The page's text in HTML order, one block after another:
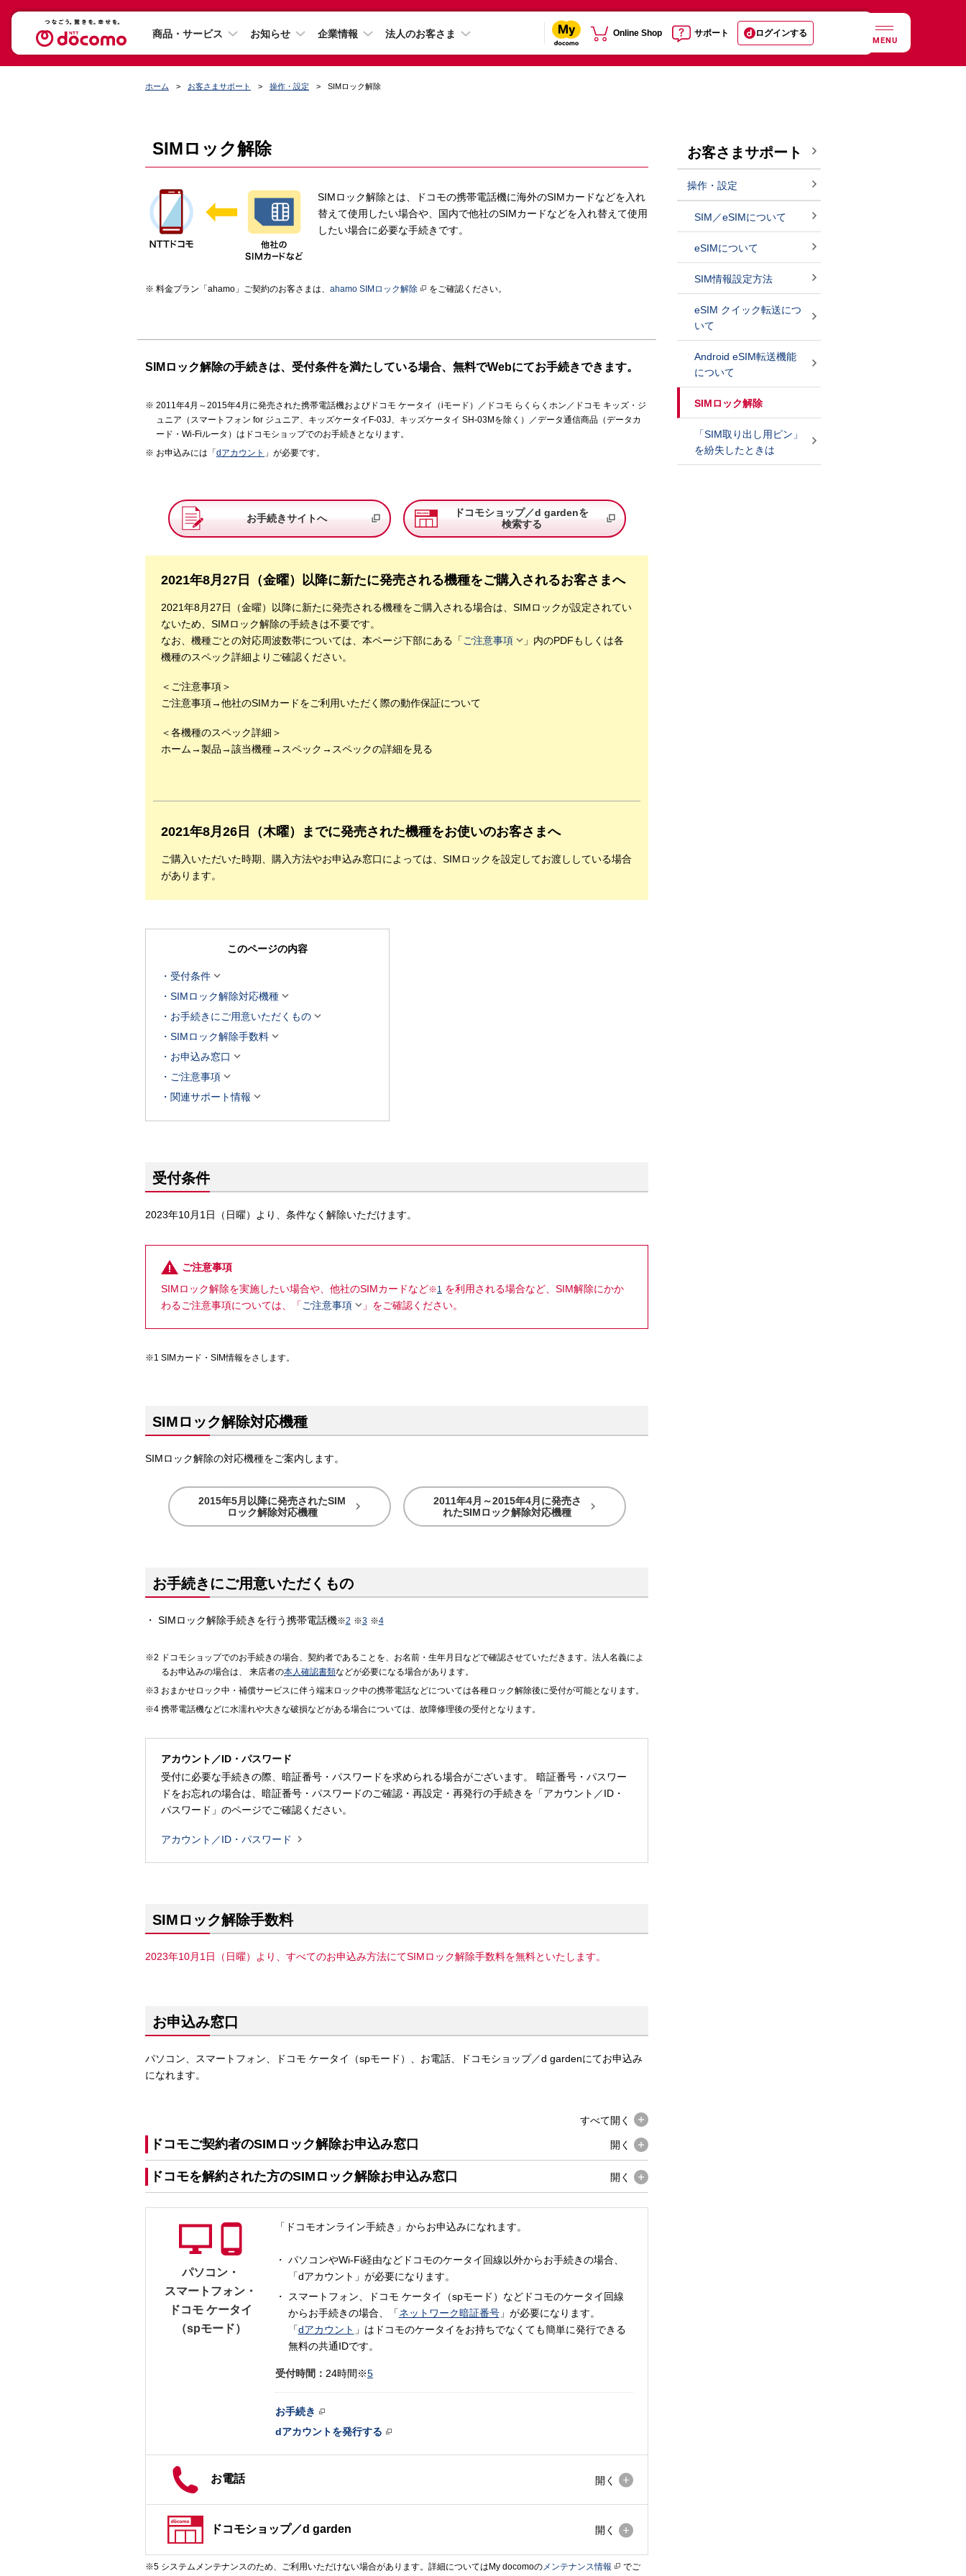
商品・サービス お知らせ 企業情報 法人のお客さま Online Shop サポート ログインする
MENU
ホーム お客さまサポート 操作・設定 SIMロック解除
SIMロック解除
SIMロック解除とは、ドコモの携帯電話機に海外のSIMカードなどを入れ
替えて使用したい場合や、国内で他社のSIMカードなどを入れ替えて使用
したい場合に必要な手続きです。
料金プラン「ahamo」ご契約のお客さまは、 ahamo SIMロック解除 をご確認ください。
SIMロック解除の手続きは、受付条件を満たしている場合、無料でWebにてお手続きできます。
2011年4月～2015年4月に発売された携帯電話機およびドコモ ケータイ（iモード）／ドコモ らくらくホン／ドコモ キッズ・ジ
ュニア（スマートフォン for ジュニア、キッズケータイF-03J、キッズケータイ SH-03Mを除く）／データ通信商品（データカ
ード・Wi-Fiルータ）はドコモショップでのお手続きとなります。
お申込みには「 dアカウント 」が必要です。
お手続きサイトへ
ドコモショップ／d gardenを
検索する
2021年8月27日（金曜）以降に新たに発売される機種をご購入されるお客さまへ
2021年8月27日（金曜）以降に新たに発売される機種をご購入される場合は、SIMロックが設定されてい
ないため、SIMロック解除の手続きは不要です。
なお、機種ごとの対応周波数帯については、本ページ下部にある「 ご注意事項 」内のPDFもしくは各
機種のスペック詳細よりご確認ください。
＜ご注意事項＞
ご注意事項→他社のSIMカードをご利用いただく際の動作保証について
＜各機種のスペック詳細＞
ホーム→製品→該当機種→スペック→スペックの詳細を見る
2021年8月26日（木曜）までに発売された機種をお使いのお客さまへ
ご購入いただいた時期、購入方法やお申込み窓口によっては、SIMロックを設定してお渡ししている場合
があります。
このページの内容
受付条件
SIMロック解除対応機種
お手続きにご用意いただくもの
SIMロック解除手数料
お申込み窓口 
ご注意事項
関連サポート情報 
受付条件
2023年10月1日（日曜）より、条件なく解除いただけます。
ご注意事項
SIMロック解除を実施したい場合や、他社のSIMカードなど※1 を利用される場合など、SIM解除にかか
わるご注意事項については、「 ご注意事項 」をご確認ください。
SIMカード・SIM情報をさします。
SIMロック解除対応機種
SIMロック解除の対応機種をご案内します。
2015年5月以降に発売されたSIM
ロック解除対応機種

2011年4月～2015年4月に発売さ
れたSIMロック解除対応機種

お手続きにご用意いただくもの
SIMロック解除手続きを行う携帯電話機※2 ※3 ※4
ドコモショップでのお手続きの場合、契約者であることを、お名前・生年月日などで確認させていただきます。法人名義によ
るお申込みの場合は、 来店者の本人確認書類などが必要になる場合があります。
おまかせロック中・補償サービスに伴う端末ロック中の携帯電話などについては各種ロック解除後に受付が可能となります。
携帯電話機などに水濡れや大きな破損などがある場合については、故障修理後の受付となります。
アカウント／ID・パスワード
受付に必要な手続きの際、暗証番号・パスワードを求められる場合がございます。 暗証番号・パスワー
ドをお忘れの場合は、暗証番号・パスワードのご確認・再設定・再発行の手続きを「アカウント／ID・
パスワード」のページでご確認ください。
アカウント／ID・パスワード 
SIMロック解除手数料
2023年10月1日（日曜）より、すべてのお申込み方法にてSIMロック解除手数料を無料といたします。
お申込み窓口
パソコン、スマートフォン、ドコモ ケータイ（spモード）、お電話、ドコモショップ／d gardenにてお申込み
になれます。
すべて開く
ドコモご契約者のSIMロック解除お申込み窓口 開く
ドコモを解約された方のSIMロック解除お申込み窓口 開く
パソコン・
スマートフォン・
ドコモ ケータイ
（spモード）
「ドコモオンライン手続き」からお申込みになれます。
パソコンやWi-Fi経由などドコモのケータイ回線以外からお手続きの場合、
「dアカウント」が必要になります。
スマートフォン、ドコモ ケータイ（spモード）などドコモのケータイ回線
からお手続きの場合、「ネットワーク暗証番号」が必要になります。
「dアカウント 」はドコモのケータイをお持ちでなくても簡単に発行できる
無料の共通IDです。
受付時間： 24時間※5
お手続き
dアカウントを発行する
お電話 開く
ドコモショップ／d garden 開く
システムメンテナンスのため、ご利用いただけない場合があります。詳細についてはMy docomoのメンテナンス情報
でご
お客さまサポート
操作・設定
SIM／eSIMについて
eSIMについて
SIM情報設定方法
eSIM クイック転送につ
いて
Android eSIM転送機能
について
SIMロック解除
「SIM取り出し用ピン」
を紛失したときは